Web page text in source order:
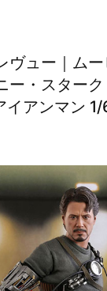
ヴュー｜ム
ー・スター
イアンマン